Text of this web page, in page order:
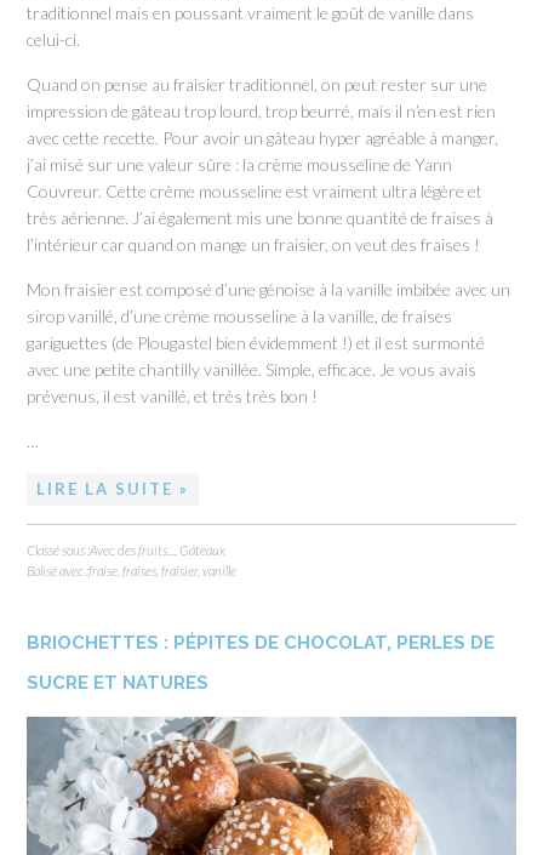
traditionnel mais en poussant vraiment le goût de vanille dans
celui-ci.
Quand on pense au fraisier traditionnel, on peut rester sur une
impression de gâteau trop lourd, trop beurré, mais il n’en est rien
avec cette recette. Pour avoir un gâteau hyper agréable à manger,
j’ai misé sur une valeur sûre : la crème mousseline de Yann
Couvreur. Cette crème mousseline est vraiment ultra légère et
très aérienne. J’ai également mis une bonne quantité de fraises à
l’intérieur car quand on mange un fraisier, on veut des fraises !
Mon fraisier est composé d’une génoise à la vanille imbibée avec un
sirop vanillé, d’une crème mousseline à la vanille, de fraises
gariguettes (de Plougastel bien évidemment !) et il est surmonté
avec une petite chantilly vanillée. Simple, efficace. Je vous avais
prévenus, il est vanillé, et très très bon !
…
LIRE LA SUITE »
Classé sous :Avec des fruits... ,Gâteaux
Balisé avec :fraise ,fraises ,fraisier,vanille
BRIOCHETTES : PÉPITES DE CHOCOLAT, PERLES DE
SUCRE ET NATURES